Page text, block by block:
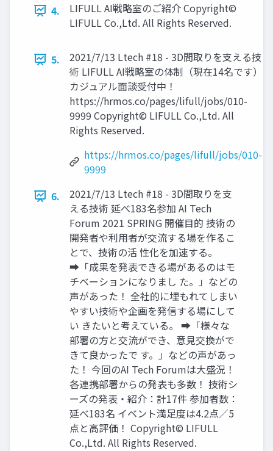
4.
LIFULL AI戦略室のご紹介 Copyright©
LIFULL Co.,Ltd. All Rights Reserved.
5.
2021/7/13 Ltech #18 - 3D間取りを支える技
術 LIFULL AI戦略室の体制（現在14名です）
カジュアル面談受付中！
https://hrmos.co/pages/lifull/jobs/010-
9999 Copyright© LIFULL Co.,Ltd. All
Rights Reserved.
https://hrmos.co/pages/lifull/jobs/010-
9999
6.
2021/7/13 Ltech #18 - 3D間取りを支
える技術 延べ183名参加 AI Tech
Forum 2021 SPRING 開催目的 技術の
開発者や利用者が交流する場を作るこ
とで、技術の活 性化を加速する。
➡︎「成果を発表できる場があるのはモ
チベーションになりまし た。」などの
声があった！ 全社的に埋もれてしまい
やすい技術や企画を発信する場にして
い きたいと考えている。 ➡︎「様々な
部署の方と交流ができ、意見交換がで
きて良かったで す。」などの声があっ
た！ 今回のAI Tech Forumは大盛況！
各連携部署からの発表も多数！ 技術シ
ーズの発表・紹介：計17件 参加者数：
延べ183名 イベント満足度は4.2点／5
点と高評価！ Copyright© LIFULL
Co.,Ltd. All Rights Reserved.